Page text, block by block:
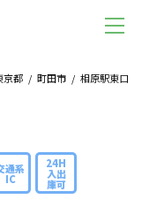
京都 / 町田市 / 相原駅東口
通系
IC
24H
入出
庫可